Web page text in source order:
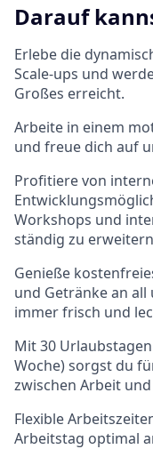
Darauf
Erlebe die
Scale-ups und
Großes erreicht.
Arbeite in einem
und freue dich auf
Profitiere von
Workshops und
ständig zu
Genieße
und Getränke an all
immer frisch und
Mit 30
Woche) sorgst du
zwischen Arbeit
Flexible
Arbeitstag optimal